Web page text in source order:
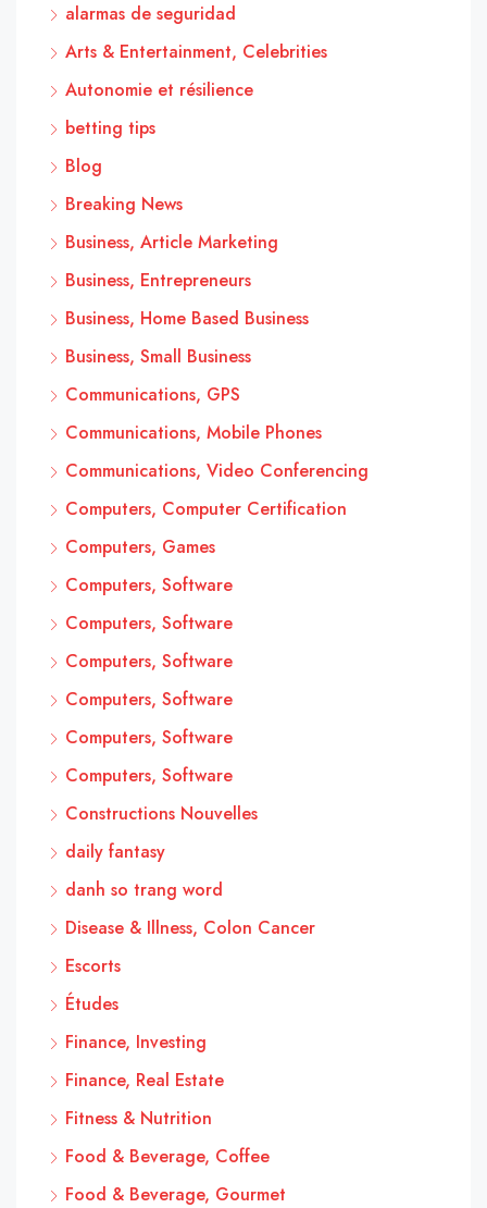
alarmas de seguridad
Arts & Entertainment, Celebrities
Autonomie et résilience
betting tips
Blog
Breaking News
Business, Article Marketing
Business, Entrepreneurs
Business, Home Based Business
Business, Small Business
Communications, GPS
Communications, Mobile Phones
Communications, Video Conferencing
Computers, Computer Certification
Computers, Games
Computers, Software
Computers, Software
Computers, Software
Computers, Software
Computers, Software
Computers, Software
Constructions Nouvelles
daily fantasy
danh so trang word
Disease & Illness, Colon Cancer
Escorts
Études
Finance, Investing
Finance, Real Estate
Fitness & Nutrition
Food & Beverage, Coffee
Food & Beverage, Gourmet